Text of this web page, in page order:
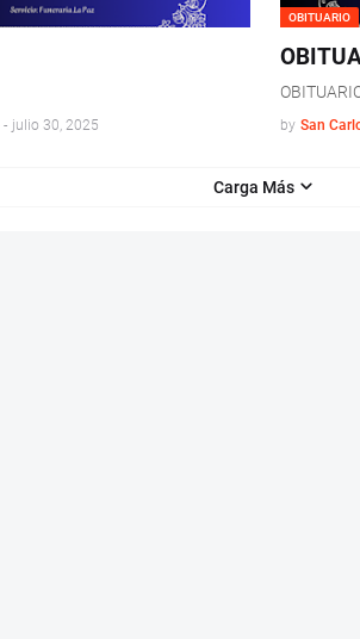
- julio 30, 2025
OBITUARIO
by San
Carga Más